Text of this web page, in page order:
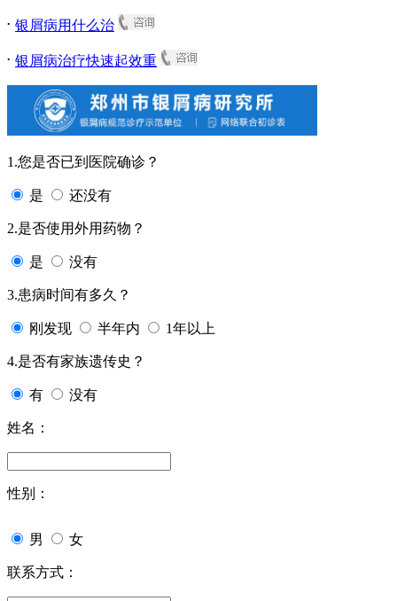
. 银屑病用什么治
. 银屑病治疗快速起效重
1.您是否已到医院确诊？
是 还没有
2.是否使用外用药物？
是 没有
3.患病时间有多久？
刚发现 半年内 1年以上
4.是否有家族遗传史？
有 没有
姓名：
性别：
男 女
联系方式：